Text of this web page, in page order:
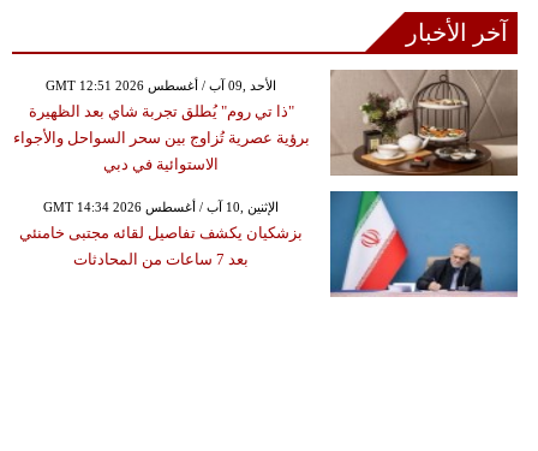
آخر الأخبار
GMT 12:51 2026 الأحد ,09 آب / أغسطس
"ذا تي روم" يُطلق تجربة شاي بعد الظهيرة
برؤية عصرية تُزاوج بين سحر السواحل والأجواء
الاستوائية في دبي
GMT 14:34 2026 الإثنين ,10 آب / أغسطس
بزشكيان يكشف تفاصيل لقائه مجتبى خامنئي
بعد 7 ساعات من المحادثات